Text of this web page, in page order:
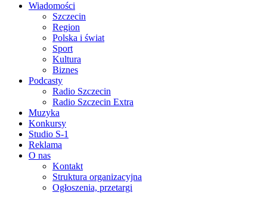
Wiadomości
Szczecin
Region
Polska i świat
Sport
Kultura
Biznes
Podcasty
Radio Szczecin
Radio Szczecin Extra
Muzyka
Konkursy
Studio S-1
Reklama
O nas
Kontakt
Struktura organizacyjna
Ogłoszenia, przetargi